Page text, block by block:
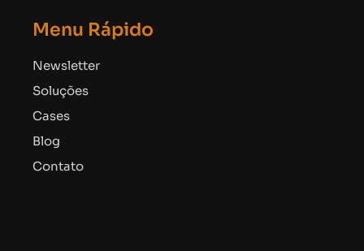
Menu Rápido
Newsletter
Soluções
Cases
Blog
Contato